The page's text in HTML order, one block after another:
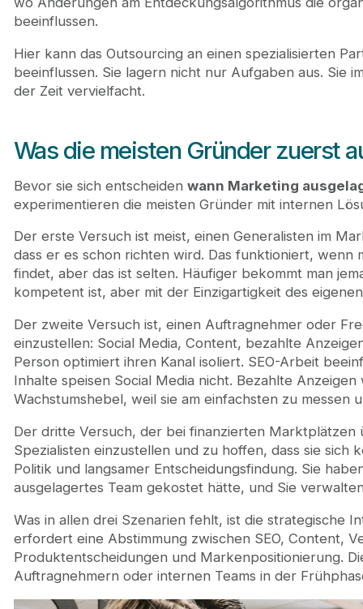
beeinflussen.
Hier kann das Outsourcing an einen spezialisierten
beeinflussen. Sie lagern nicht nur Aufgaben aus. Sie
der Zeit vervielfacht.
Was die meisten Gründer zuerst
Bevor sie sich entscheiden wann Marketing
experimentieren die meisten Gründer mit internen
Der erste Versuch ist meist, einen Generalisten im
dass er es schon richten wird. Das funktioniert, wenn
findet, aber das ist selten. Häufiger bekommt man
kompetent ist, aber mit der Einzigartigkeit des
Der zweite Versuch ist, einen Auftragnehmer oder
einzustellen: Social Media, Content, bezahlte
Person optimiert ihren Kanal isoliert. SEO-Arbeit
Inhalte speisen Social Media nicht. Bezahlte
Wachstumshebel, weil sie am einfachsten zu messen
Der dritte Versuch, der bei finanzierten Marktplätzen
Spezialisten einzustellen und zu hoffen, dass sie sich
Politik und langsamer Entscheidungsfindung. Sie
ausgelagertes Team gekostet hätte, und Sie
Was in allen drei Szenarien fehlt, ist die strategische
erfordert eine Abstimmung zwischen SEO, Content,
Produktentscheidungen und Markenpositionierung.
Auftragnehmern oder internen Teams in der